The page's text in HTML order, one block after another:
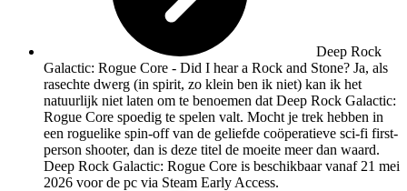
Deep Rock
Galactic: Rogue Core - Did I hear a Rock and Stone? Ja, als
rasechte dwerg (in spirit, zo klein ben ik niet) kan ik het
natuurlijk niet laten om te benoemen dat Deep Rock Galactic:
Rogue Core spoedig te spelen valt. Mocht je trek hebben in
een roguelike spin-off van de geliefde coöperatieve sci-fi first-
person shooter, dan is deze titel de moeite meer dan waard.
Deep Rock Galactic: Rogue Core is beschikbaar vanaf 21 mei
2026 voor de pc via Steam Early Access.